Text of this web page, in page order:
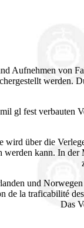
Aufnehmen von
werden.
gl fest verbauten
über die
kann. In
und
de la traficabilité
Das